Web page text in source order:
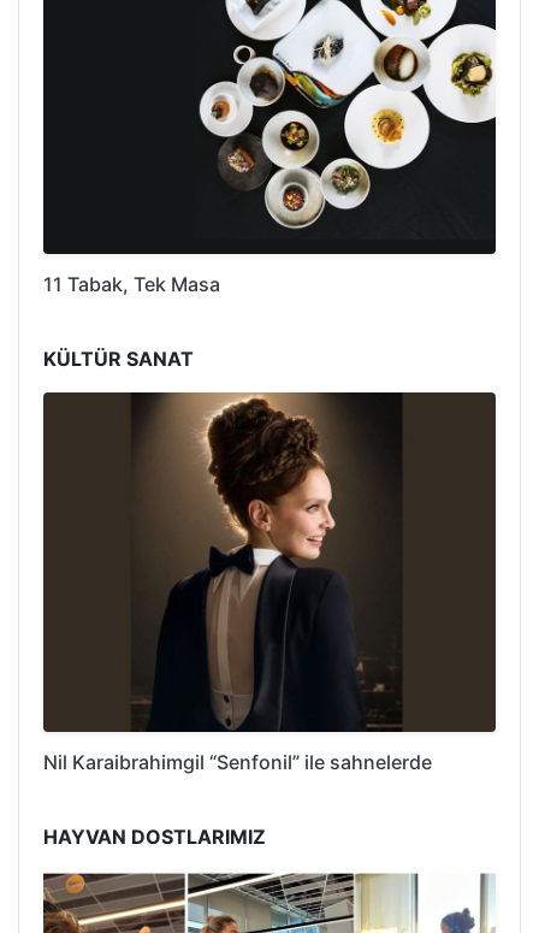
11 Tabak, Tek Masa
KÜLTÜR SANAT
Nil Karaibrahimgil “Senfonil” ile sahnelerde
HAYVAN DOSTLARIMIZ